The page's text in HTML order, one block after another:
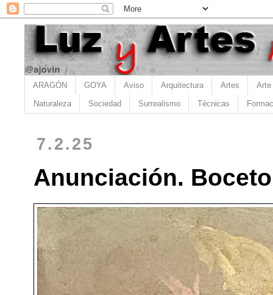
ARAGÓN GOYA Aviso Arquitectura Artes Arte
Naturaleza Sociedad Surrealismo Técnicas
7.2.25
Anunciación.